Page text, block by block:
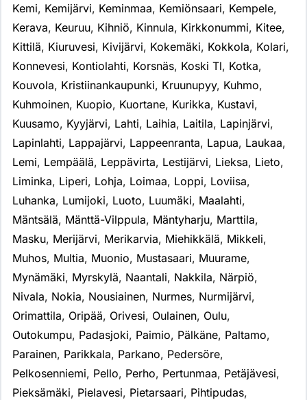
Kemi, Kemijärvi, Keminmaa, Kemiönsaari, Kempele,
Kerava, Keuruu, Kihniö, Kinnula, Kirkkonummi, Kitee,
Kittilä, Kiuruvesi, Kivijärvi, Kokemäki, Kokkola, Kolari,
Konnevesi, Kontiolahti, Korsnäs, Koski Tl, Kotka,
Kouvola, Kristiinankaupunki, Kruunupyy, Kuhmo,
Kuhmoinen, Kuopio, Kuortane, Kurikka, Kustavi,
Kuusamo, Kyyjärvi, Lahti, Laihia, Laitila, Lapinjärvi,
Lapinlahti, Lappajärvi, Lappeenranta, Lapua, Laukaa,
Lemi, Lempäälä, Leppävirta, Lestijärvi, Lieksa, Lieto,
Liminka, Liperi, Lohja, Loimaa, Loppi, Loviisa,
Luhanka, Lumijoki, Luoto, Luumäki, Maalahti,
Mäntsälä, Mänttä-Vilppula, Mäntyharju, Marttila,
Masku, Merijärvi, Merikarvia, Miehikkälä, Mikkeli,
Muhos, Multia, Muonio, Mustasaari, Muurame,
Mynämäki, Myrskylä, Naantali, Nakkila, Närpiö,
Nivala, Nokia, Nousiainen, Nurmes, Nurmijärvi,
Orimattila, Oripää, Orivesi, Oulainen, Oulu,
Outokumpu, Padasjoki, Paimio, Pälkäne, Paltamo,
Parainen, Parikkala, Parkano, Pedersöre,
Pelkosenniemi, Pello, Perho, Pertunmaa, Petäjävesi,
Pieksämäki, Pielavesi, Pietarsaari, Pihtipudas,